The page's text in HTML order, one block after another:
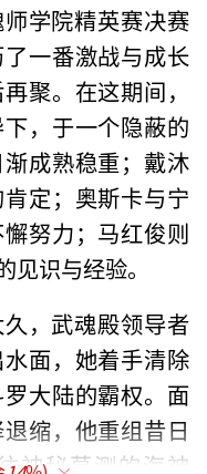
学院精英赛决赛
一番激战与成长
聚。在这期间，
，于一个隐蔽的
成熟稳重；戴沐
定；奥斯卡与宁
努力；马红俊则
识与经验。
，武魂殿领导者
面，她着手清除
大陆的霸权。面
缩，他重组昔日
神秘莫测的海神